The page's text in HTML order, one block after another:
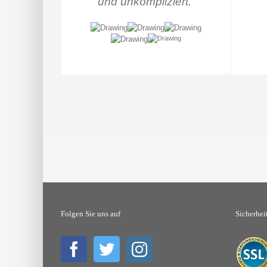
Folgen Sie uns auf